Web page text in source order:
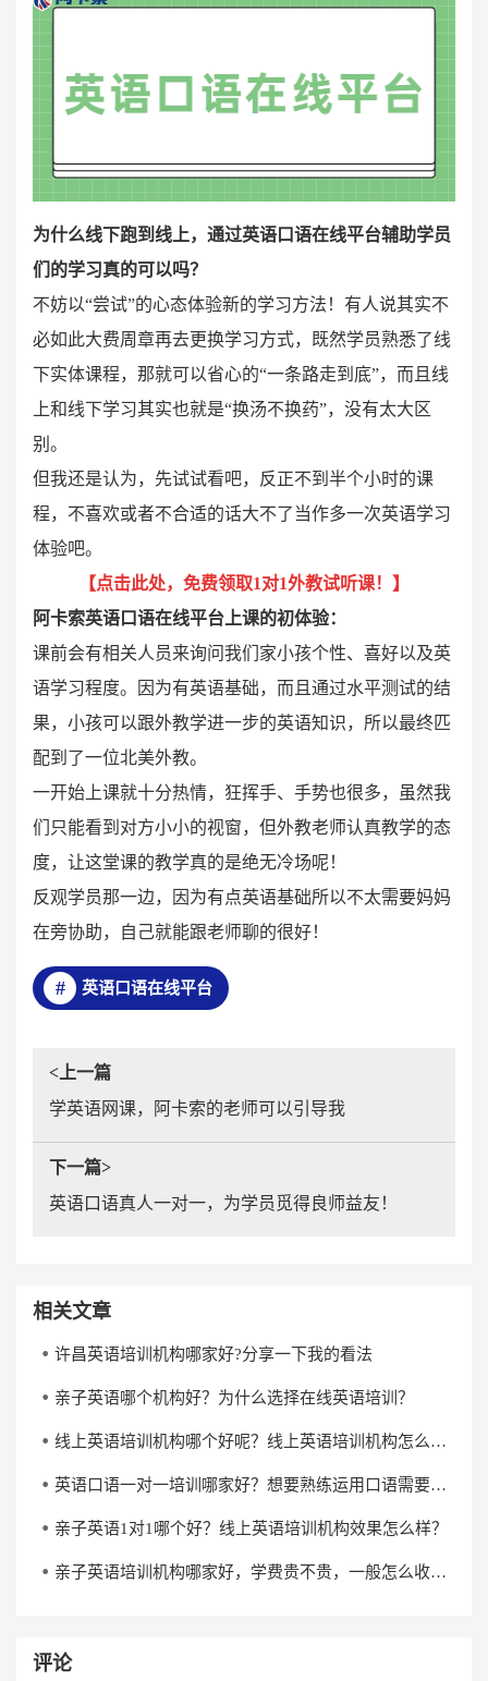
为什么线下跑到线上，通过英语口语在线平台辅助学员
们的学习真的可以吗？
不妨以“尝试”的心态体验新的学习方法！有人说其实不
必如此大费周章再去更换学习方式，既然学员熟悉了线
下实体课程，那就可以省心的“一条路走到底”，而且线
上和线下学习其实也就是“换汤不换药”，没有太大区
别。
但我还是认为，先试试看吧，反正不到半个小时的课
程，不喜欢或者不合适的话大不了当作多一次英语学习
体验吧。
【点击此处，免费领取1对1外教试听课！ 】
阿卡索英语口语在线平台上课的初体验：
课前会有相关人员来询问我们家小孩个性、喜好以及英
语学习程度。因为有英语基础，而且通过水平测试的结
果，小孩可以跟外教学进一步的英语知识，所以最终匹
配到了一位北美外教。
一开始上课就十分热情，狂挥手、手势也很多，虽然我
们只能看到对方小小的视窗，但外教老师认真教学的态
度，让这堂课的教学真的是绝无冷场呢！
反观学员那一边，因为有点英语基础所以不太需要妈妈
在旁协助，自己就能跟老师聊的很好！
英语口语在线平台
<上一篇
学英语网课，阿卡索的老师可以引导我
下一篇>
英语口语真人一对一，为学员觅得良师益友！
相关文章
许昌英语培训机构哪家好?分享一下我的看法
亲子英语哪个机构好？为什么选择在线英语培训？
线上英语培训机构哪个好呢？线上英语培训机构怎么选？
英语口语一对一培训哪家好？想要熟练运用口语需要多长时间？
亲子英语1对1哪个好？线上英语培训机构效果怎么样？
亲子英语培训机构哪家好，学费贵不贵，一般怎么收费？
评论